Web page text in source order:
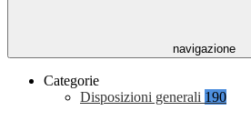
navigazione
Categorie
Disposizioni generali 190